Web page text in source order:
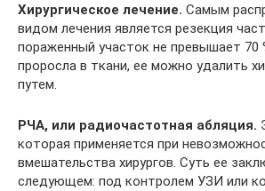
Хирургическое лечение. Самым
видом лечения является резекция
пораженный участок не превышает 70
проросла в ткани, ее можно удалить
путем.
РЧА, или радиочастотная абляция.
которая применяется при
вмешательства хирургов. Суть ее
следующем: под контролем УЗИ или